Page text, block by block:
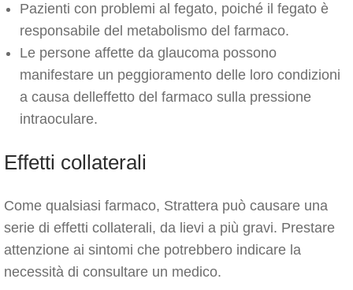
Pazienti con problemi al fegato, poiché il fegato è
responsabile del metabolismo del farmaco.
Le persone affette da glaucoma possono
manifestare un peggioramento delle loro condizioni
a causa delleffetto del farmaco sulla pressione
intraoculare.
Effetti collaterali
Come qualsiasi farmaco, Strattera può causare una
serie di effetti collaterali, da lievi a più gravi. Prestare
attenzione ai sintomi che potrebbero indicare la
necessità di consultare un medico.